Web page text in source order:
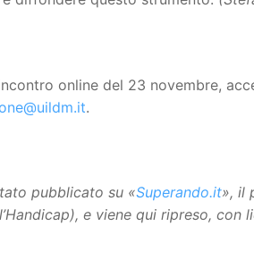
online del 23 novembre,
.
pubblicato su «Superando.it», il
e viene qui ripreso,